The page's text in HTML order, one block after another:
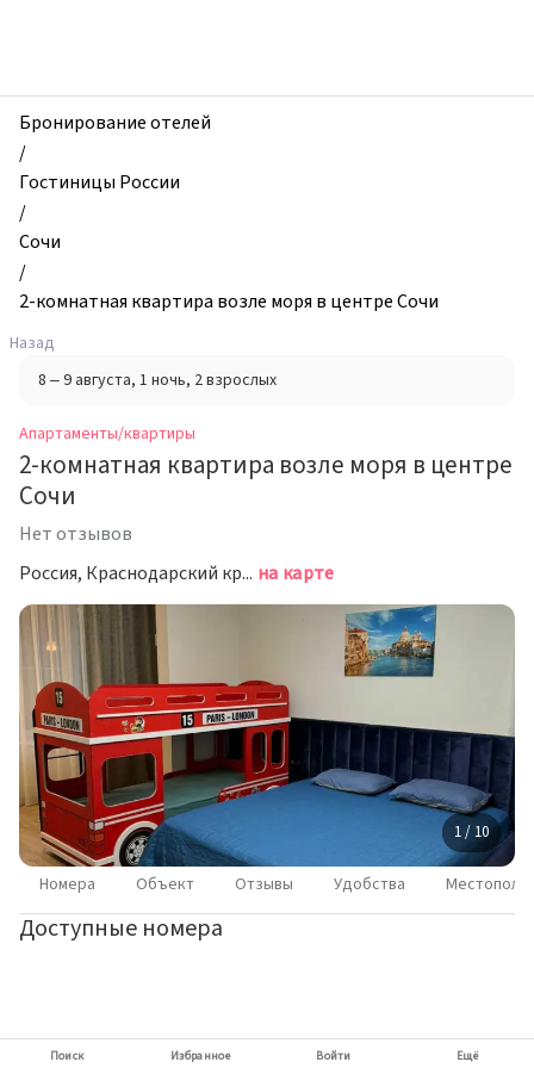
и
квартиры,
2-
комнатная
квартира
возле
моря
центре
Сочи,
Сочи,
Россия
Бронирование отелей
/
Гостиницы России
/
Сочи
/
2-комнатная квартира возле моря в центре Сочи
Назад
8 – 9 августа, 1 ночь, 2 взрослых
Апартаменты/квартиры
2-комнатная квартира возле моря в центре
Сочи
Нет отзывов
Россия, Краснодарский край, Сочи, Курортный проспект, 75Д на карте
1 / 10
Номера Объект Отзывы Удобства
Доступные номера
Поиск Избранное Войти Ещё